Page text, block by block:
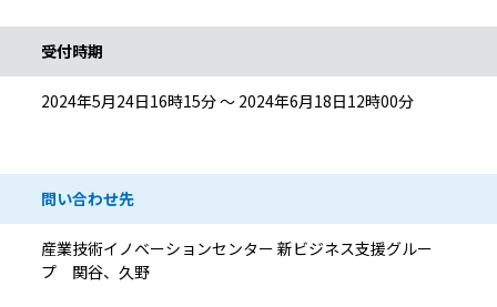
受付時期
2024年5月24日16時15分 ～ 2024年6月18日12時00分
問い合わせ先
産業技術イノベーションセンター 新ビジネス支援グルー
プ 関谷、久野